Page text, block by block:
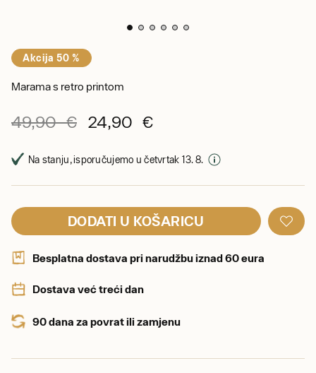
Akcija 50 %
Marama s retro printom
49,90 € 24,90 €
Na stanju, isporučujemo u četvrtak 13. 8.
DODATI U KOŠARICU
Besplatna dostava pri narudžbu iznad 60 eura
Dostava već treći dan
90 dana za povrat ili zamjenu